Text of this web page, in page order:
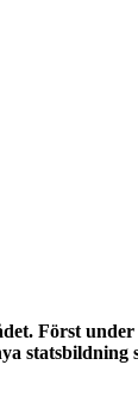
Först
statsbildning